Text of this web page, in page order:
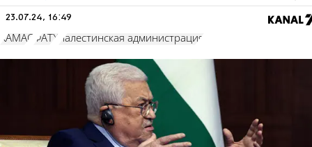
23.07.24, 16:49
ХАМАС ФАТХ палестинская администрация